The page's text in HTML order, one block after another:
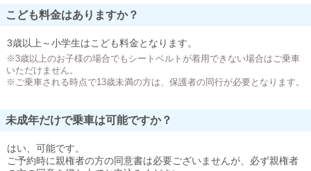
こども料金はありますか？
3歳以上～小学生はこども料金となります。
※3歳以上のお子様の場合でもシートベルトが着用できない場合はご乗車
いただけません。
※ご乗車される時点で13歳未満の方は、保護者の同行が必要となります。
未成年だけで乗車は可能ですか？
はい、可能です。
ご予約時に親権者の方の同意書は必要ございませんが、必ず親権者